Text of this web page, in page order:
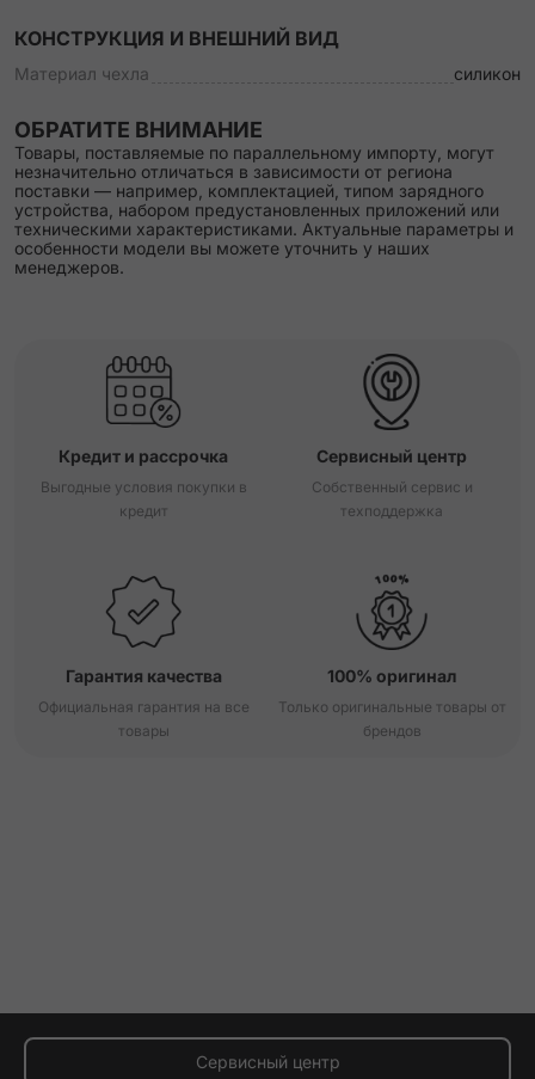
КОНСТРУКЦИЯ И ВНЕШНИЙ ВИД
Материал чехла силикон
ОБРАТИТЕ ВНИМАНИЕ
Товары, поставляемые по параллельному импорту, могут
незначительно отличаться в зависимости от региона
поставки — например, комплектацией, типом зарядного
устройства, набором предустановленных приложений или
техническими характеристиками. Актуальные параметры и
особенности модели вы можете уточнить у наших
менеджеров.
Кредит и рассрочка
Выгодные условия покупки в
кредит
Сервисный центр
Собственный сервис и
техподдержка
Гарантия качества
Официальная гарантия на все
товары
100% оригинал
Только оригинальные товары от
брендов
Сервисный центр